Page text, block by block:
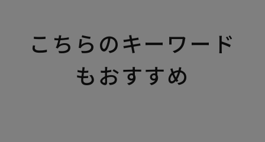
こちらのキーワード
もおすすめ